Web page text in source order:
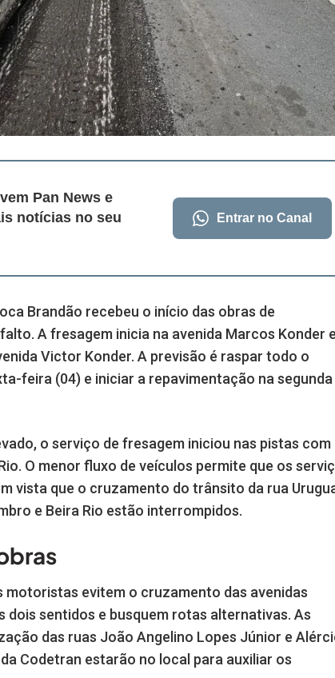
Pan News e
notícias no seu
Entrar no Canal
Brandão recebeu o início das obras de
A fresagem inicia na avenida Marcos Konder
Victor Konder. A previsão é raspar todo o
feira (04) e iniciar a repavimentação na segunda
o serviço de fresagem iniciou nas pistas com
O menor fluxo de veículos permite que os
vista que o cruzamento do trânsito da rua
e Beira Rio estão interrompidos.
evitem o cruzamento das avenidas
dois sentidos e busquem rotas alternativas. As
das ruas João Angelino Lopes Júnior e
Codetran estarão no local para auxiliar os